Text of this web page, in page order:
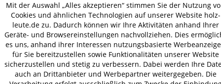
VERSAND
AGB Datenschutz
Impressum
© 2026 HOLZ-LEUTE
Mit der Auswahl „Alles akzeptieren“ stimmen Sie der Nutzung
Cookies und ähnlichen Technologien auf unserer Website holz-
leute.de zu. Dadurch können wir Ihre Aktivitäten anhand Ihrer
Geräte- und Browsereinstellungen nachvollziehen. Dies
es uns, anhand ihrer Interessen nutzungsbasierte
für Sie bereitzustellen sowie Funktionalitäten unserer Website
sicherzustellen und stetig zu verbessern. Dabei werden Ihre
auch an Drittanbieter und Werbepartner weitergegeben. Die